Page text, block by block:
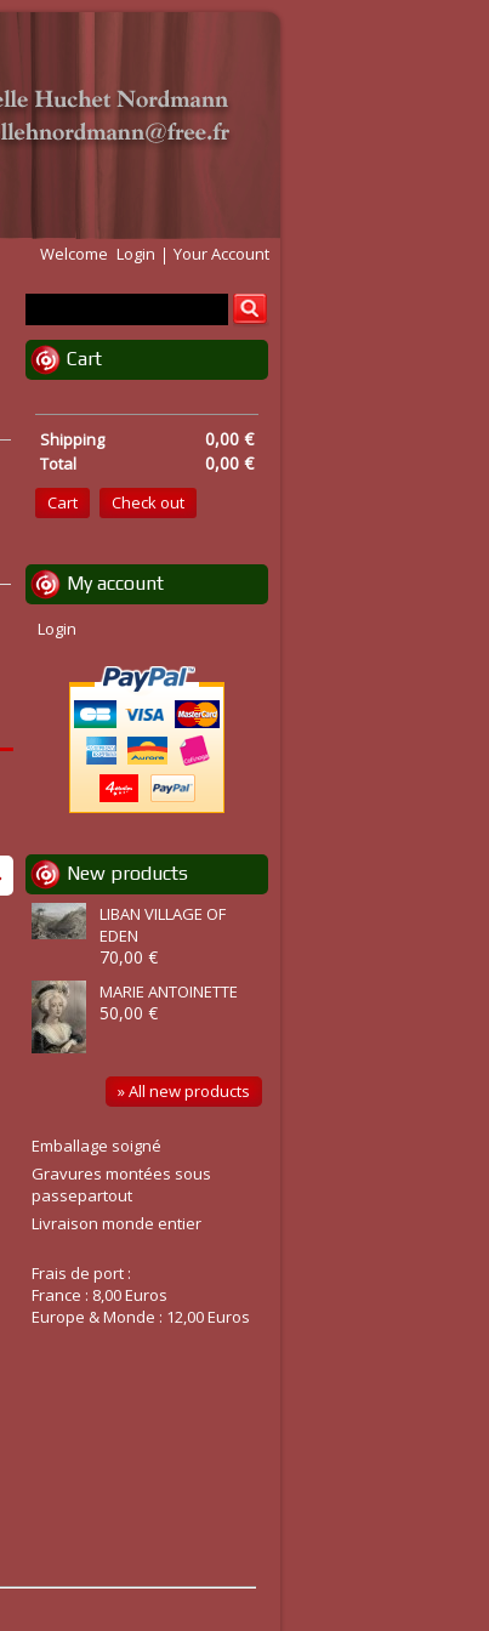
Welcome Login Your Account
ALGÉRIA :...
Cart
0,00 €
Shipping
0,00 €
Total
Cart
Check out
My account
Login
New products
LIBAN VILLAGE OF
EDEN
70,00 €
MARIE ANTOINETTE
50,00 €
» All new products
Emballage soigné
Gravures montées sous
passepartout
Livraison monde entier
Frais de port :
France : 8,00 Euros
Europe & Monde : 12,00 Euros